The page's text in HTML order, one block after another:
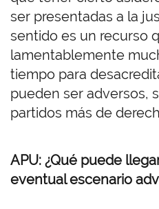
ser presentadas a la
sentido es un recurso
lamentablemente
tiempo para
pueden ser adversos,
partidos más de
APU: ¿Qué puede
eventual escenario